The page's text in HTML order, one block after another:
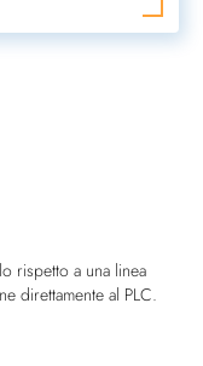
rispetto a una linea
direttamente al PLC.